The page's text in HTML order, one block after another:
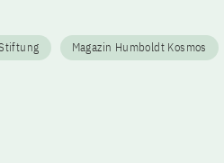
Magazin Humboldt Kosmos